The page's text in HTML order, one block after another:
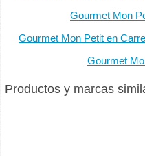
Gourmet Mon
Gourmet Mon Petit en
Gourmet
Productos y marcas